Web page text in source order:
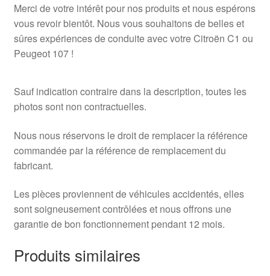
Merci de votre intérêt pour nos produits et nous espérons
vous revoir bientôt. Nous vous souhaitons de belles et
sûres expériences de conduite avec votre Citroën C1 ou
Peugeot 107 !
Sauf indication contraire dans la description, toutes les
photos sont non contractuelles.
Nous nous réservons le droit de remplacer la référence
commandée par la référence de remplacement du
fabricant.
Les pièces proviennent de véhicules accidentés, elles
sont soigneusement contrôlées et nous offrons une
garantie de bon fonctionnement pendant 12 mois.
Produits similaires